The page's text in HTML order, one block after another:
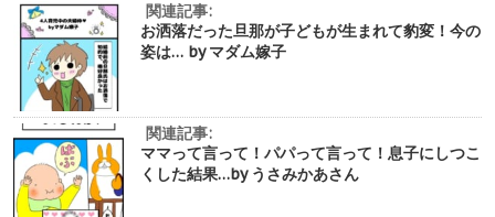
関連記事:
お洒落だった旦那が子どもが生まれて豹変！今の
姿は… by マダム嫁子
関連記事:
ママって言って！パパって言って！息子にしつこ
くした結果…by うさみかあさん